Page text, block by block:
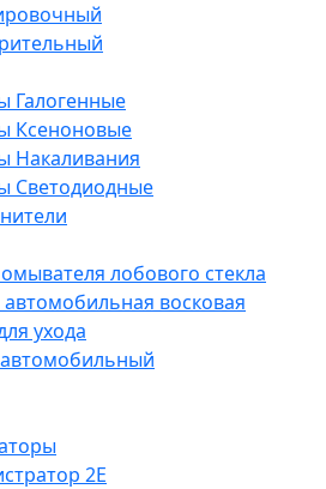
Галогенные
Ксеноновые
Накаливания
Светодиодные
лобового стекла
восковая
ухода
2E